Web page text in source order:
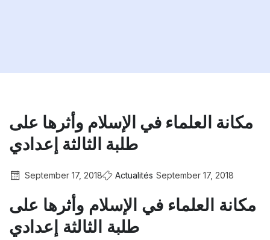
مكانة العلماء في الإسلام وأثرها على
طلبة الثالثة إعدادي
September 17, 2018 Actualités September 17, 2018
مكانة العلماء في الإسلام وأثرها على
طلبة الثالثة إعدادي